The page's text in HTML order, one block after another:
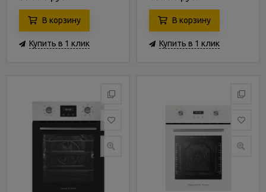
В корзину
Купить в 1 клик
В корзину
Купить в 1 клик